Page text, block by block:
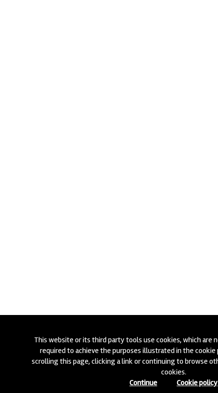
This website or its third party tools use cookies, which are
required to achieve the purposes illustrated in the cookie
scrolling this page, clicking a link or continuing to browse
cookies.
Continue
Cookie policy